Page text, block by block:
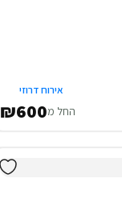
אירוח דרוזי
החל מ₪600